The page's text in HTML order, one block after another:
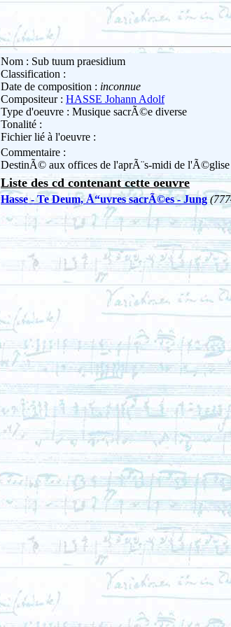
Nom : Sub tuum praesidium
Classification :
Date de composition : inconnue
Compositeur : HASSE Johann Adolf
Type d'oeuvre : Musique sacrÃ©e diverse
Tonalité :
Fichier lié à l'oeuvre :
Commentaire :
DestinÃ© aux offices de l'aprÃ¨s-midi de l'Ã©glise
Liste des cd contenant cette oeuvre
Hasse - Te Deum, Å“uvres sacrÃ©es - Jung